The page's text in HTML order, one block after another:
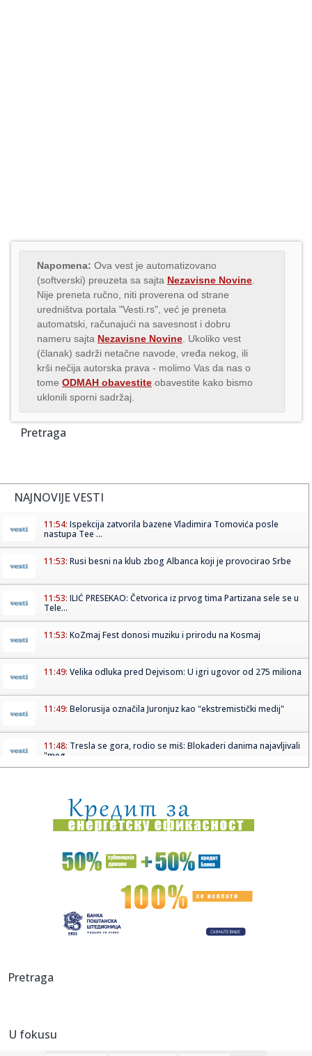
Napomena: Ova vest je automatizovano
(softverski) preuzeta sa sajta Nezavisne Novine
Nije preneta ručno, niti proverena od strane
uredništva portala "Vesti.rs", već je preneta
automatski, računajući na savesnost i dobru
nameru sajta Nezavisne Novine . Ukoliko vest
(članak) sadrži netačne navode, vređa nekog, ili
krši nečija autorska prava - molimo Vas da nas o
tome ODMAH obavestite obavestite kako bismo
uklonili sporni sadržaj.
Pretraga
NAJNOVIJE VESTI
11:54: Ispekcija zatvorila bazene Vladimira Tomovića posle
nastupa Tee ...
11:53: Rusi besni na klub zbog Albanca koji je provocirao Srbe
11:53: ILIĆ PRESEKAO: Četvorica iz prvog tima Partizana sele se u
Tele...
11:53: KoZmaj Fest donosi muziku i prirodu na Kosmaj
11:49: Velika odluka pred Dejvisom: U igri ugovor od 275 miliona
11:49: Belorusija označila Juronjuz kao "ekstremistički medij"
11:48: Tresla se gora, rodio se miš: Blokaderi danima najavljivali
"meg...
11:45:Netfliks vraća hit-komediju: Stiže 25 poznatih lica
11:45:Signal konačno uvodi veliku promenu
Amerikanci započeli evakuaciju
11:42:Škoda počela proizvodnju najnaprednijeg SUV-a
"Oluji" u...
11:37:
Pretraga
U fokusu